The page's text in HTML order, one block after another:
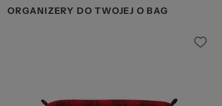
ORGANIZERY DO TWOJEJ O BAG